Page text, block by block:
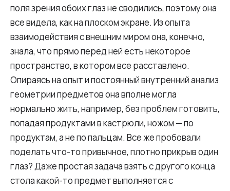
поля зрения обоих глаз не сводились, поэтому она
все видела, как на плоском экране. Из опыта
взаимодействия с внешним миром она, конечно,
знала, что прямо перед ней есть некоторое
пространство, в котором все расставлено.
Опираясь на опыт и постоянный внутренний анализ
геометрии предметов она вполне могла
нормально жить, например, без проблем готовить,
попадая продуктами в кастрюли, ножом — по
продуктам, а не по пальцам. Все же пробовали
поделать что-то привычное, плотно прикрыв один
глаз? Даже простая задача взять с другого конца
стола какой-то предмет выполняется с